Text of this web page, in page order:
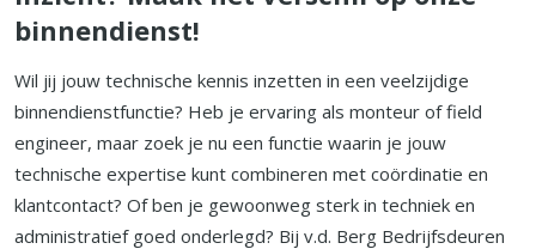
binnendienst!
Wil jij jouw technische kennis inzetten in een veelzijdige
binnendienstfunctie? Heb je ervaring als monteur of field
engineer, maar zoek je nu een functie waarin je jouw
technische expertise kunt combineren met coördinatie en
klantcontact? Of ben je gewoonweg sterk in techniek en
administratief goed onderlegd? Bij v.d. Berg Bedrijfsdeuren